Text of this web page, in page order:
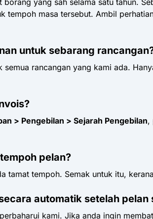
yang sah selama satu tahun.
tempoh masa tersebut. Ambil
untuk sebarang
rancangan yang kami ada.
> Pengebilan > Sejarah Pengebilan,
pelan?
tamat tempoh. Semak untuk itu,
automatik setelah pelan
kami. Jika anda ingin